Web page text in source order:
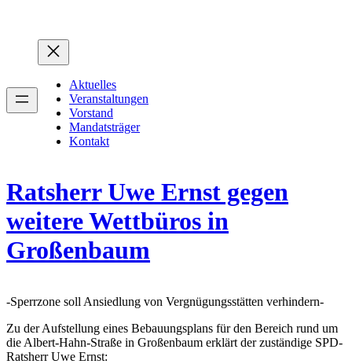
springen
Aktuelles
Veranstaltungen
Vorstand
Mandatsträger
Kontakt
Ratsherr Uwe Ernst gegen
weitere Wettbüros in
Großenbaum
-Sperrzone soll Ansiedlung von Vergnügungsstätten verhindern-
Zu der Aufstellung eines Bebauungsplans für den Bereich rund um
die Albert-Hahn-Straße in Großenbaum erklärt der zuständige SPD-
Ratsherr Uwe Ernst: